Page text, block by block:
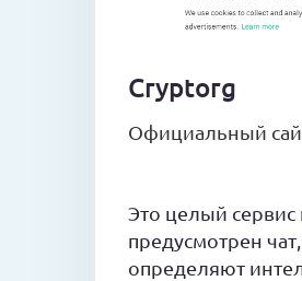
Cryptorg
Официальный
Это целый
предусмотрен
определяют